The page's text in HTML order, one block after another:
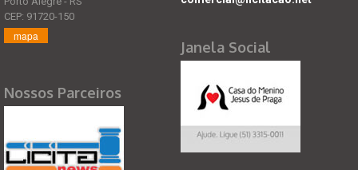
CEP: 91720-150
mapa
Nossos Parceiros
Janela Social